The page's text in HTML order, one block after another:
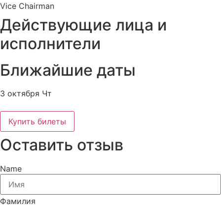
Vice Chairman
Действующие лица и
исполнители
Ближайшие даты
3 октября Чт
Купить билеты
Оставить отзыв
Name
Фамилия